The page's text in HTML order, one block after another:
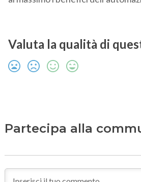
Valuta la qualità di
Partecipa alla